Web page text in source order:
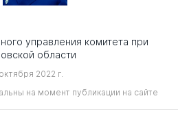
управления комитета при
области
2022 г.
на момент публикации на сайте